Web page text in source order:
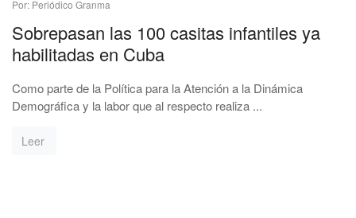
Por: Periódico Granma
Sobrepasan las 100 casitas infantiles ya
habilitadas en Cuba
Como parte de la Política para la Atención a la Dinámica
Demográfica y la labor que al respecto realiza ...
Leer